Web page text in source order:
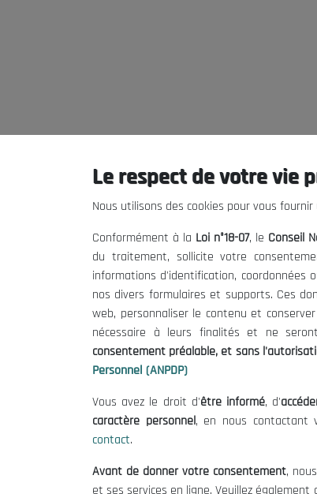
THE NESEC
The President
Organisation
Publications
Le respect de votre vie
Nous utilisons des cookies pour vous
Conformément à la Loi n°18-07, le Conseil
du traitement, sollicite votre
informations d'identification,
nos divers formulaires et supports. Ces
web, personnaliser le contenu et
nécessaire à leurs finalités et ne
consentement préalable, et sans
Personnel (ANPDP)
Vous avez le droit d'être informé, d'
caractère personnel, en nous contactant
contact.
Avant de donner votre consentement,
et ses services en ligne. Veuillez également